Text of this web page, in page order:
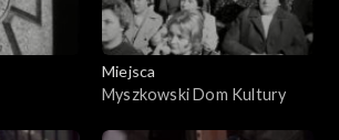
Miejsca
Myszkowski Dom Kultury